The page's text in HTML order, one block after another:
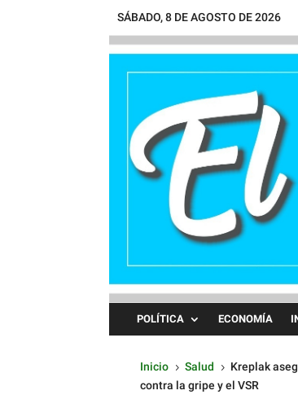
SÁBADO, 8 DE AGOSTO DE 2026
POLÍTICA ECONOMÍA
Inicio 5 Salud 5 Kreplak
contra la gripe y el VSR